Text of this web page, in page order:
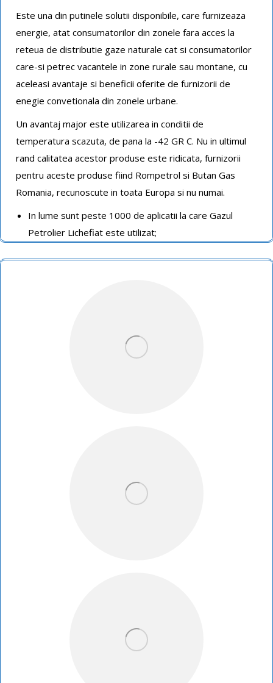
Este una din putinele solutii disponibile, care furnizeaza
energie, atat consumatorilor din zonele fara acces la
reteua de distributie gaze naturale cat si consumatorilor
care-si petrec vacantele in zone rurale sau montane, cu
aceleasi avantaje si beneficii oferite de furnizorii de
enegie convetionala din zonele urbane.
Un avantaj major este utilizarea in conditii de
temperatura scazuta, de pana la -42 GR C. Nu in ultimul
rand calitatea acestor produse este ridicata, furnizorii
pentru aceste produse fiind Rompetrol si Butan Gas
Romania, recunoscute in toata Europa si nu numai.
In lume sunt peste 1000 de aplicatii la care Gazul
Petrolier Lichefiat este utilizat;